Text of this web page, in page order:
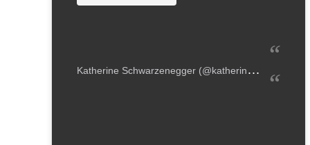
K
atherine Schwarzenegger (@katherineschwarzenegger) által megosztott bejegyzés